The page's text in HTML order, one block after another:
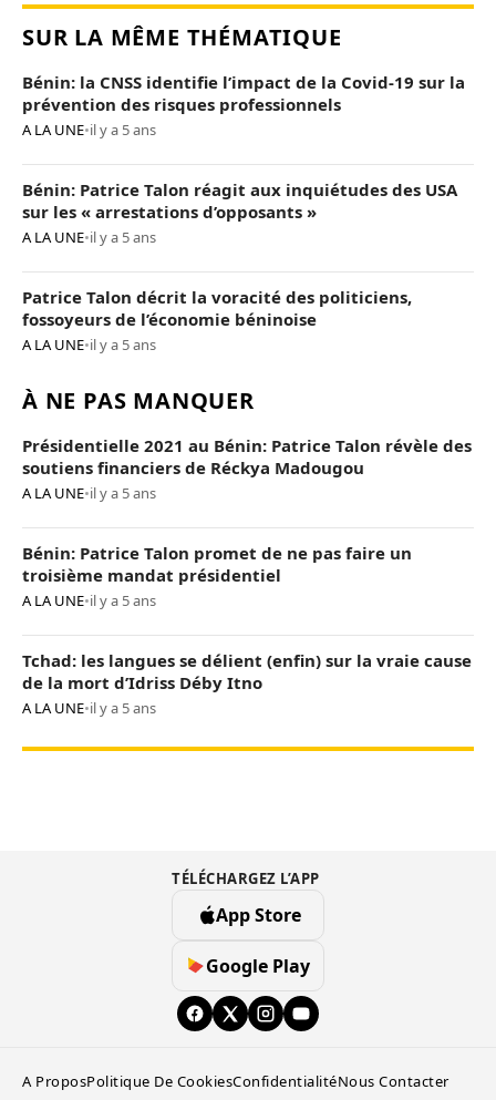
SUR LA MÊME THÉMATIQUE
Bénin: la CNSS identifie l’impact de la Covid-19 sur la
prévention des risques professionnels
A LA UNE•il y a 5 ans
Bénin: Patrice Talon réagit aux inquiétudes des USA
sur les « arrestations d’opposants »
A LA UNE•il y a 5 ans
Patrice Talon décrit la voracité des politiciens,
fossoyeurs de l’économie béninoise
A LA UNE•il y a 5 ans
À NE PAS MANQUER
Présidentielle 2021 au Bénin: Patrice Talon révèle des
soutiens financiers de Réckya Madougou
A LA UNE•il y a 5 ans
Bénin: Patrice Talon promet de ne pas faire un
troisième mandat présidentiel
A LA UNE•il y a 5 ans
Tchad: les langues se délient (enfin) sur la vraie cause
de la mort d’Idriss Déby Itno
A LA UNE•il y a 5 ans
TÉLÉCHARGEZ L’APP
App Store
Google Play
A ProposPolitique De CookiesConfidentialitéNous Contacter